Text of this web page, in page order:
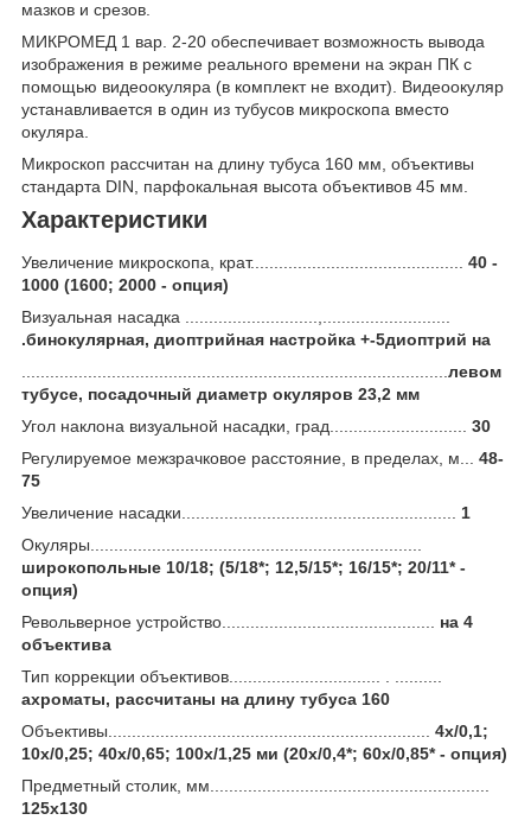
мазков и срезов.
МИКРОМЕД 1 вар. 2-20 обеспечивает возможность вывода
изображения в режиме реального времени на экран ПК с
помощью видеоокуляра (в комплект не входит). Видеоокуляр
устанавливается в один из тубусов микроскопа вместо
окуляра.
Микроскоп рассчитан на длину тубуса 160 мм, объективы
стандарта DIN, парфокальная высота объективов 45 мм.
Характеристики
Увеличение микроскопа, крат............................................. 40 -
1000 (1600; 2000 - опция)
Визуальная насадка ............................,...........................
.бинокулярная, диоптрийная настройка +-5диоптрий на
левом
тубусе, посадочный диаметр окуляров 23,2 мм
Угол наклона визуальной насадки, град............................. 30
Регулируемое межзрачковое расстояние, в пределах, м... 48-
75
Увеличение насадки.......................................................... 1
Окуляры......................................................................
широкопольные 10/18; (5/18*; 12,5/15*; 16/15*; 20/11* -
опция)
Револьверное устройство............................................. на 4
объектива
Тип коррекции объективов................................ . ..........
ахроматы, рассчитаны на длину тубуса 160
Объективы.................................................................... 4x/0,1;
10x/0,25; 40x/0,65; 100x/1,25 ми (20x/0,4*; 60x/0,85* - опция)
Предметный столик, мм...........................................................
125х130